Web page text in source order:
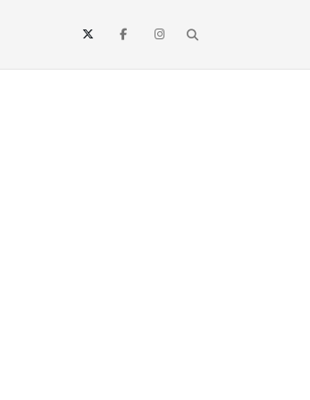
de Roraima. Fique sempre informado